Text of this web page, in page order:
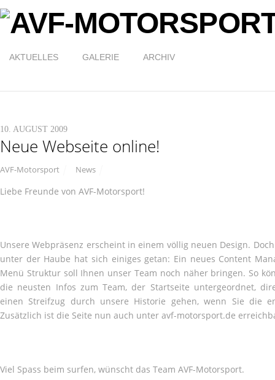
AKTUELLES GALERIE ARCHIV
10. AUGUST 2009
Neue Webseite online!
AVF-Motorsport News
Liebe Freunde von AVF-Motorsport!
Unsere Webpräsenz erscheint in einem völlig neuen Design.
unter der Haube hat sich einiges getan: Ein neues Content
Menü Struktur soll Ihnen unser Team noch näher bringen. So
die neusten Infos zum Team, der Startseite untergeordnet,
einen Streifzug durch unsere Historie gehen, wenn Sie die
Zusätzlich ist die Seite nun auch unter avf-motorsport.de
Viel Spass beim surfen, wünscht das Team AVF-Motorsport.